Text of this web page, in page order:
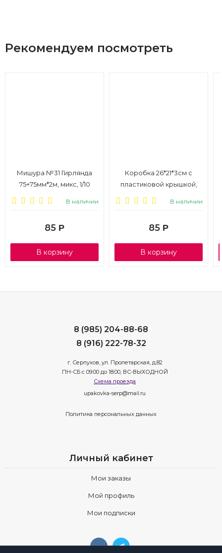
Рекомендуем посмотреть
Мишура №31 Гирлянда
75+75мм*2м, микс, 1/10
В наличии
85 Р
В корзину
Коробка 26*21*3см с
пластиковой крышкой,
В наличии
85 Р
В корзину
8 (985) 204-88-68
8 (916) 222-78-32
г. Серпухов, ул. Пролетарская, д.82
ПН-СБ с 09:00 до 18:00, ВС-ВЫХОДНОЙ
Схема проезда
upakovka-serp@mail.ru
Политика персональных данных
Личный кабинет
Мои заказы
Мой профиль
Мои подписки